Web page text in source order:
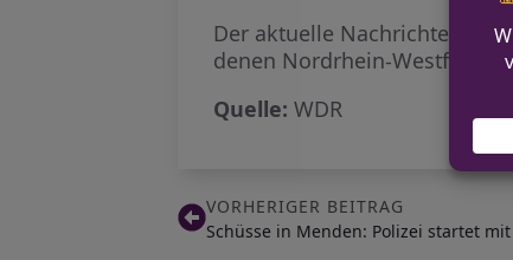
Der aktuelle
denen Nordrhein-Westfalen
Quelle: WDR
VORHERIGER BEITRAG
Schüsse in Menden: Polizei startet